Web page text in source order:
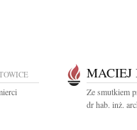
MACIEJ
Ze smutkiem
dr hab. inż.